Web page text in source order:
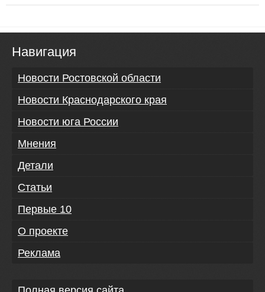
Навигация
Новости Ростовской области
Новости Краснодарского края
Новости юга России
Мнения
Детали
Статьи
Первые 10
О проекте
Реклама